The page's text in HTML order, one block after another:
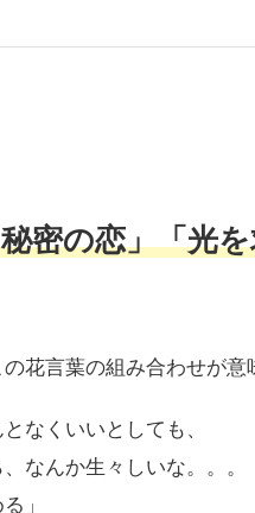
密の恋」「光
花言葉の組み合わせが意
なくいいとしても、
なんか生々しいな。。。
」